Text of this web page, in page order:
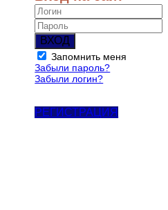
ВХОД
Запомнить меня
Забыли пароль?
Забыли логин?
РЕГИСТРАЦИЯ